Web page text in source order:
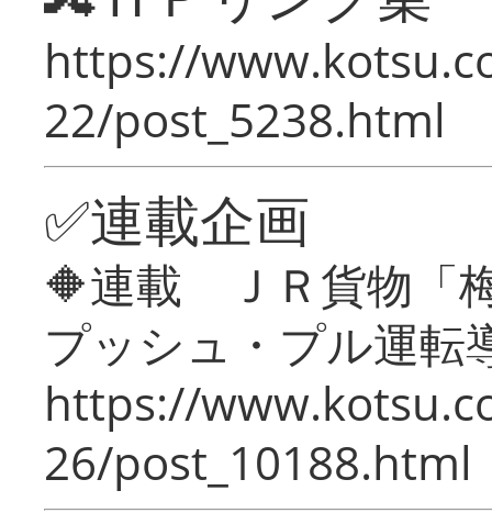
https://
22/post_5238.html
✅連載企画
🔶連載 ＪＲ貨物「
プッシュ・プル運転
https://
26/post_10188.html